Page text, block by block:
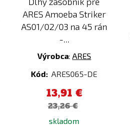
ARES Amoeba Striker
AS01/02/03 na 45 rán
-...
Výrobca: ARES
Kód: ARES065-DE
13,91 €
23,26 €
skladom